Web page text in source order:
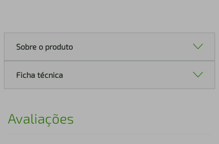
Sobre o produto
Ficha técnica
Avaliações